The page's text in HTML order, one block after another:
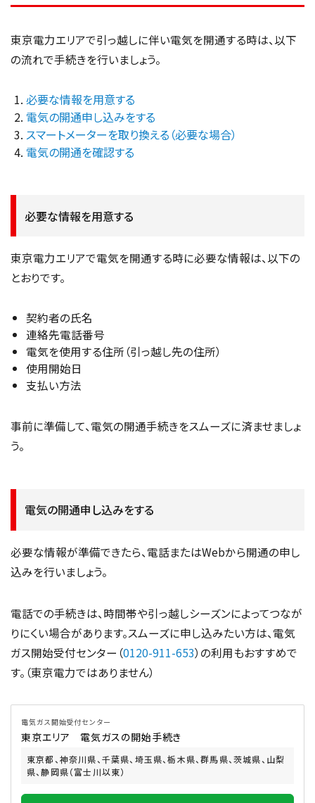
東京電力エリアで引っ越しに伴い電気を開通する時は、以下
の流れで手続きを行いましょう。
必要な情報を用意する
電気の開通申し込みをする
スマートメーターを取り換える（必要な場合）
電気の開通を確認する
必要な情報を用意する
東京電力エリアで電気を開通する時に必要な情報は、以下の
とおりです。
契約者の氏名
連絡先電話番号
電気を使用する住所（引っ越し先の住所）
使用開始日
支払い方法
事前に準備して、電気の開通手続きをスムーズに済ませましょ
う。
電気の開通申し込みをする
必要な情報が準備できたら、電話またはWebから開通の申し
込みを行いましょう。
電話での手続きは、時間帯や引っ越しシーズンによってつなが
りにくい場合があります。スムーズに申し込みたい方は、電気
ガス開始受付センター（0120-911-653）の利用もおすすめで
す。（東京電力ではありません）
電気ガス開始受付センター
東京エリア 電気ガスの開始手続き
東京都、神奈川県、千葉県、埼玉県、栃木県、群馬県、茨城県、山梨
県、静岡県（富士川以東）